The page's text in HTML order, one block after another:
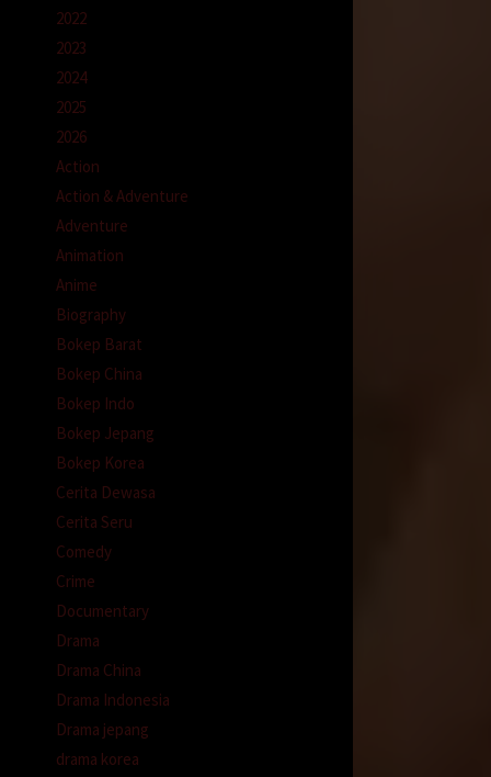
2022
2023
2024
2025
2026
Action
Action & Adventure
Adventure
Animation
Anime
Biography
Bokep Barat
Bokep China
Bokep Indo
Bokep Jepang
Bokep Korea
Cerita Dewasa
Cerita Seru
Comedy
Crime
Documentary
Drama
Drama China
Drama Indonesia
Drama jepang
drama korea